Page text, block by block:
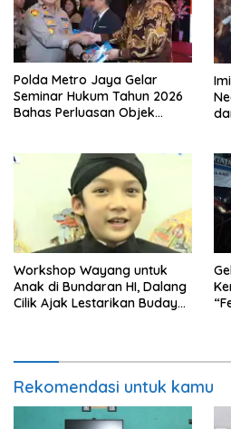
Polda Metro Jaya Gelar
Seminar Hukum Tahun 2026
Bahas Perluasan Objek
Workshop Wayang untuk
Anak di Bundaran HI, Dalang
Cilik Ajak Lestarikan Budaya
Rekomendasi untuk kamu